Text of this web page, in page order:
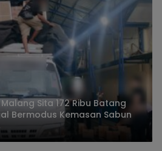
Sita 172 Ribu Batang
Bermodus Kemasan Sabun